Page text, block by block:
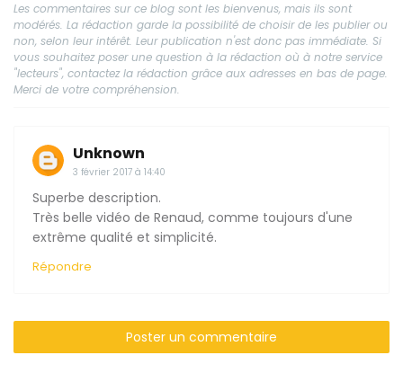
Les commentaires sur ce blog sont les bienvenus, mais ils sont
modérés. La rédaction garde la possibilité de choisir de les publier ou
non, selon leur intérêt. Leur publication n'est donc pas immédiate. Si
vous souhaitez poser une question à la rédaction où à notre service
"lecteurs", contactez la rédaction grâce aux adresses en bas de page.
Merci de votre compréhension.
Unknown
3 février 2017 à 14:40
Superbe description.
Très belle vidéo de Renaud, comme toujours d'une
extrême qualité et simplicité.
Répondre
Poster un commentaire